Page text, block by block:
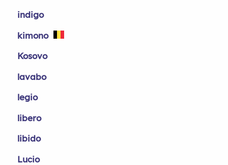
indigo
kimono
Kosovo
lavabo
legio
libero
libido
Lucio